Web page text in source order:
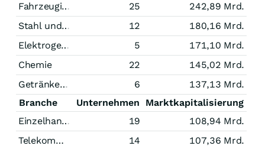
Fahrzeugindustrie
25
242,89 Mrd.
Stahl und Bergbau
12
180,16 Mrd.
Elektrogeräte
5
171,10 Mrd.
Chemie
22
145,02 Mrd.
Getränke/Tabak
6
137,13 Mrd.
Branche
Unternehmen
Marktkapitalisierung
Einzelhandel
19
108,94 Mrd.
Telekommunikation
14
107,36 Mrd.